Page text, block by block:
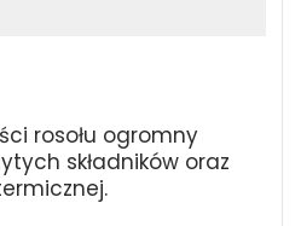
rosołu ogromny
składników oraz